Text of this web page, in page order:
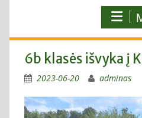
6b klasės išvyka į
2023-06-20 adminas